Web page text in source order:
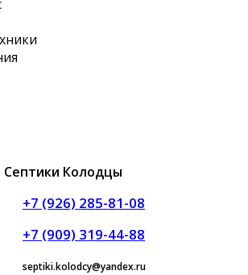
Септики Колодцы
+7 (926) 285-81-08
+7 (909) 319-44-88
septiki.kolodcy@yandex.ru